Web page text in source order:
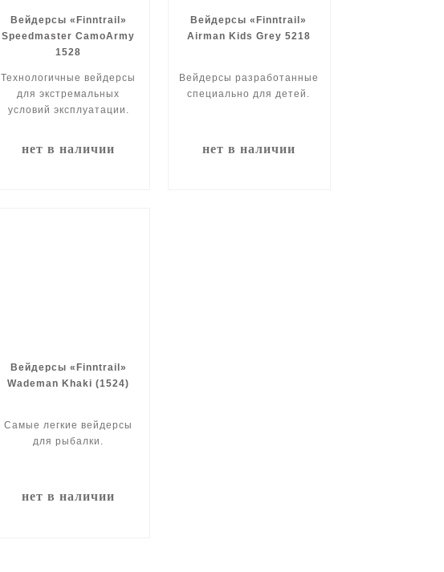
Вейдерсы «Finntrail»
Speedmaster CamoArmy
1528
Технологичные вейдерсы
для экстремальных
условий эксплуатации.
нет в наличии
Вейдерсы «Finntrail»
Airman Kids Grey 5218
Вейдерсы разработанные
специально для детей.
нет в наличии
Вейдерсы «Finntrail»
Wademan Khaki (1524)
Самые легкие вейдерсы
для рыбалки.
нет в наличии